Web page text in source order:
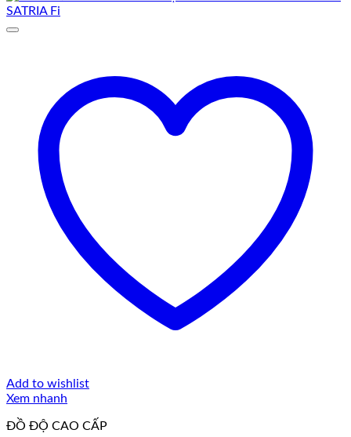
Add to wishlist
Xem nhanh
ĐỒ ĐỘ CAO CẤP